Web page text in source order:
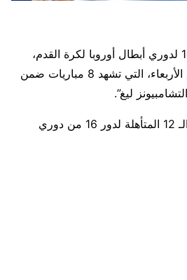
صعد 12 ناديا إلى دور الـ16 لدوري أبطال أوروبا لكرة القدم،
وذلك قبل منافسات اليوم الأربعاء، التي تشهد 8 مباريات ضمن
ليغ”.
وفي ما يلي قائمة الأندية الـ 12 المتأهلة لدور 16 من دوري